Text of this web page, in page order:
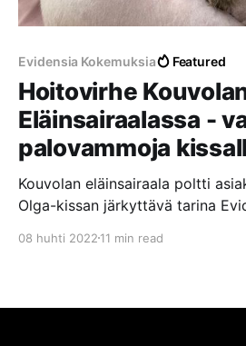
Evidensia Kokemuksia Featured
Hoitovirhe
Eläinsairaalassa -
palovammoja
Kouvolan eläinsairaala poltti
Olga-kissan järkyttävä tarina
aiheutui vakavia palovammoja
08 huhti 2022 11 min read